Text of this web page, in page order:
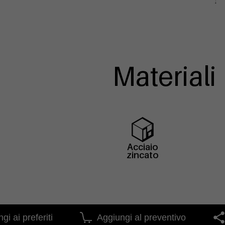
Materiali
Acciaio
zincato
ai preferiti Aggiungi al preventivo